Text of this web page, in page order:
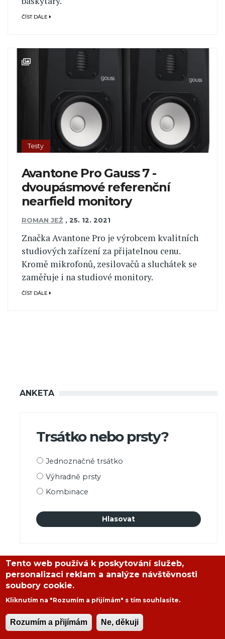
ČÍST DÁLE
Testy
Avantone Pro Gauss 7 -
dvoupásmové referenční
nearfield monitory
ROMAN JEŽ , 25. 12. 2021
Značka Avantone Pro je výrobcem kvalitních
studiových zařízení za přijatelnou cenu.
Kromě mikrofonů, zesilovačů a sluchátek se
zaměřuje i na studiové monitory.
ČÍST DÁLE
ANKETA
Trsátko nebo prsty?
Možnosti
Jednoznačně trsátko
Výhradně prsty
Kombinace
NEJNOVĚJŠÍ ČLÁNKY
Neumann M50 v síni slávy NAMM
Panter , Pondělí, 18. 7. 2022
Tento web používá k poskytování služeb,
personalizaci reklam a analýze návštěvnosti
soubory cookie.
Kliknutím na "Rozumím a přijímám" s tím souhlasíte.
Rozumím a přijímám Ne, děkuji